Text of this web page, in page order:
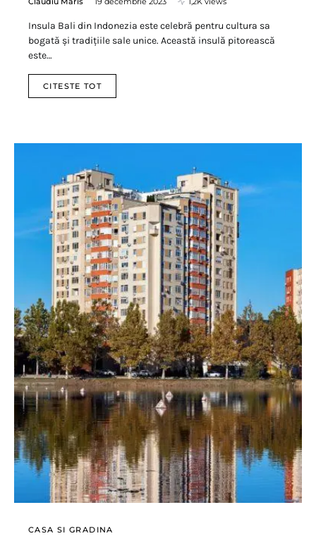
Insula Bali din Indonezia este celebră pentru cultura sa
bogată și tradițiile sale unice. Această insulă pitorească
este…
CITESTE TOT
CASA SI GRADINA